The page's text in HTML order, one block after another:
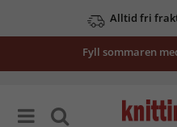
Alltid fri
Fyll sommaren